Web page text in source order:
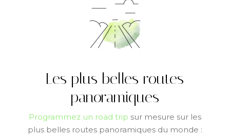
Les plus belles routes
panoramiques
Programmez un road trip sur mesure sur les
plus belles routes panoramiques du monde :